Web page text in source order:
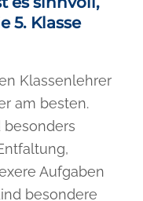
5. Klasse
Klassenlehrer
am besten.
besonders
Aufgaben
besondere